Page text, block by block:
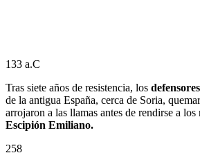
133 a.C
Tras siete años de resistencia, los
de la antigua España, cerca de Soria,
arrojaron a las llamas antes de rendirse a
Escipión Emiliano.
258